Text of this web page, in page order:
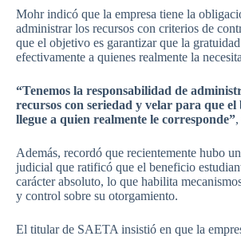
Mohr indicó que la empresa tiene la
administrar los recursos con criterios de
que el objetivo es garantizar que la
efectivamente a quienes realmente la
“Tenemos la responsabilidad de
recursos con seriedad y velar para que el
llegue a quien realmente le corresponde”
Además, recordó que recientemente hubo
judicial que ratificó que el beneficio
carácter absoluto, lo que habilita
y control sobre su otorgamiento.
El titular de SAETA insistió en que la